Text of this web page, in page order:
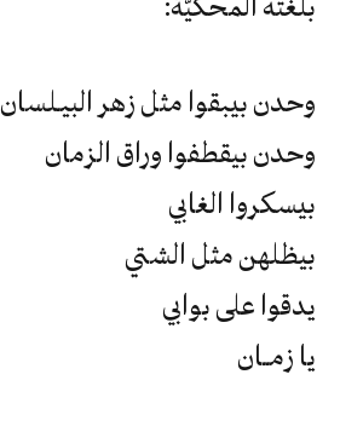
وحدن بيبقوا مثل زهر البيـلسان
وحدن بيقطفوا وراق الزمان
بيسكروا الغابي
بيظلهن مثل الشتي
يدقوا على بوابي
يا زمــان